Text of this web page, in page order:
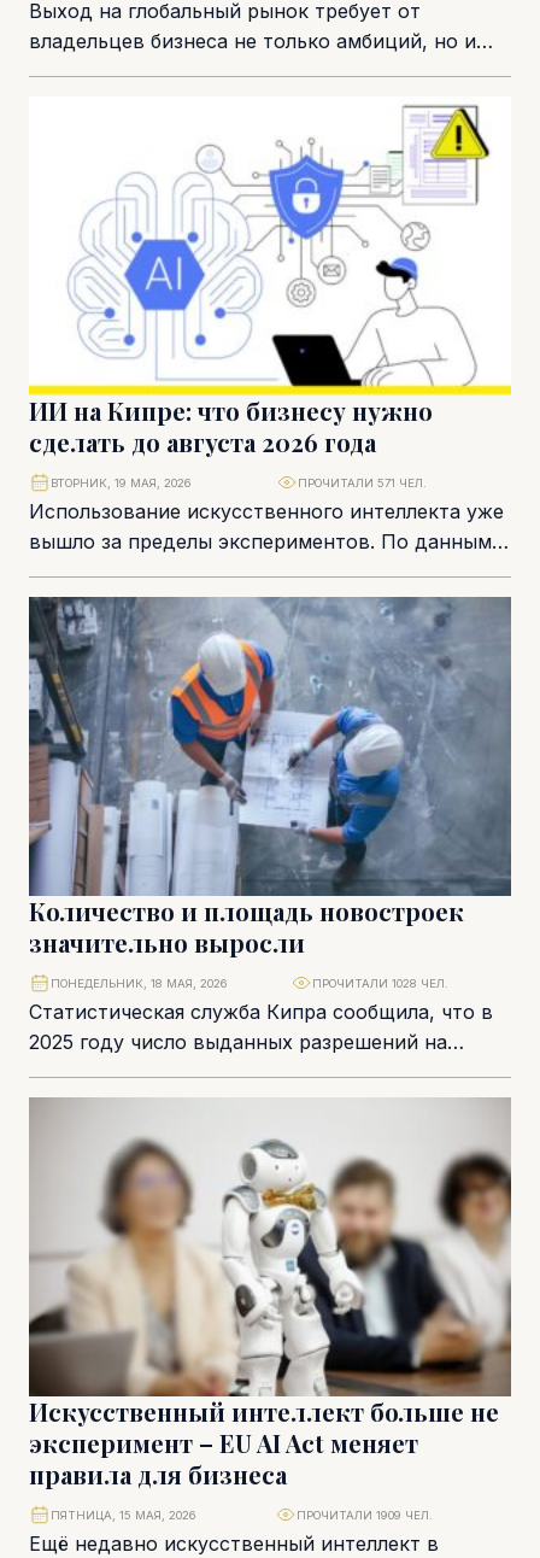
Выход на глобальный рынок требует от
владельцев бизнеса не только амбиций, но и
филигранной точности в архитектуре
ИИ на Кипре: что бизнесу нужно
сделать до августа 2026 года
Использование искусственного интеллекта уже
вышло за пределы экспериментов. По данным,
приведённым в обзоре Global Legal Insights, доля
кипрских компаний, использующих...
ВТОРНИК, 19 МАЯ, 2026 ПРОЧИТАЛИ 571 ЧЕЛ.
Количество и площадь новостроек
значительно выросли
Статистическая служба Кипра сообщила, что в
2025 году число выданных разрешений на
строительство увеличилось на 19,5 % по
сравнению с...
ПОНЕДЕЛЬНИК, 18 МАЯ, 2026 ПРОЧИТАЛИ 1028 ЧЕЛ.
Искусственный интеллект больше не
эксперимент – EU AI Act меняет
правила для бизнеса
Ещё недавно искусственный интеллект в
ПЯТНИЦА, 15 МАЯ, 2026 ПРОЧИТАЛИ 1909 ЧЕЛ.